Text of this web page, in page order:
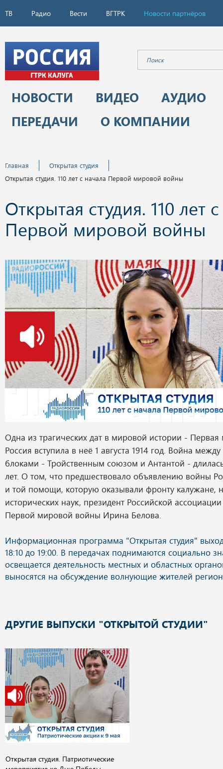
ТВ Радио Вести ВГТРК Новости партнёров
НОВОСТИ ВИДЕО
АУДИО
ПЕРЕДАЧИ
О КОМПАНИИ
Главная
Открытая студия
Открытая студия. 110 лет с начала Первой мировой войны
Открытая студия. 110 лет
Первой мировой войны
Одна из трагических дат в мировой истории -
Россия вступила в неё 1 августа 1914 год. Война
блоками - Тройственным союзом и Антантой -
лет. О том, что предшествовало объявлению войны
и той помощи, которую оказывали фронту калужане,
исторических наук, президент Российской
Первой мировой войны Ирина Белова.
ДРУГИЕ ВЫПУСКИ "ОТКРЫТОЙ СТУДИИ"
Открытая студия. Патриотические